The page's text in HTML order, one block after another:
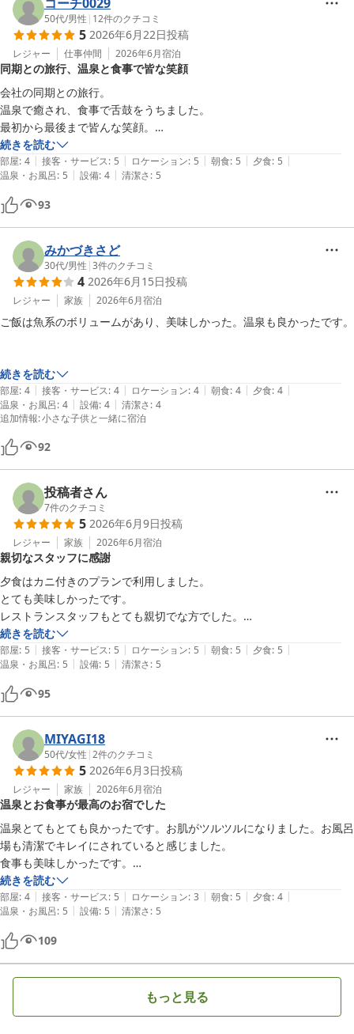
50代/男性 | 12件のクチコミ
5 2026年6月22日投稿
レジャー 仕事仲間 2026年6月宿泊
同期との旅行、温泉と食事で皆な笑顔
会社の同期との旅行。
温泉で癒され、食事で舌鼓をうちました。
最初から最後まで皆んな笑顔。
また来たいと皆んな言ってくれて、
幹事としては嬉しい一言もらいました。
続きを読む
部屋: 4 | 接客・サービス: 5 | ロケーション: 5 | 朝食: 5 | 夕食: 5 |
温泉・お風呂: 5 | 設備: 4 | 清潔さ: 5
93
みかづきさど
30代/男性 |3件のクチコミ
4 2026年6月15日投稿
レジャー 家族 2026年6月宿泊
ご飯は魚系のボリュームがあり、美味しかった。温泉も良かったです。
続きを読む
部屋: 4 | 接客・サービス: 4 | ロケーション: 4 | 朝食: 4 | 夕食: 4 |
温泉・お風呂: 4 | 設備: 4 | 清潔さ: 4
追加情報:小さな子供と一緒に宿泊
92
投稿者さん
7件のクチコミ
5 2026年6月9日投稿
レジャー 家族 2026年6月宿泊
親切なスタッフに感謝
夕食はカニ付きのプランで利用しました。
とても美味しかったです。
レストランスタッフもとても親切でな方でした。
お世話になりました。
続きを読む
部屋: 5 | 接客・サービス: 5 | ロケーション: 5 | 朝食: 5 | 夕食: 5 |
温泉・お風呂: 5 | 設備: 5 | 清潔さ: 5
95
MIYAGI18
50代/女性 |2件のクチコミ
5 2026年6月3日投稿
レジャー 家族 2026年6月宿泊
温泉とお食事が最高のお宿でした
温泉とてもとても良かったです。お肌がツルツルになりました。お風呂
場も清潔でキレイにされていると感じました。
食事も美味しかったです。
また来たいと思うお宿でした。
続きを読む
部屋: 4 | 接客・サービス: 5 | ロケーション: 3 | 朝食: 5 | 夕食: 4 |
温泉・お風呂: 5 | 設備: 5 | 清潔さ: 5
109
もっと見る